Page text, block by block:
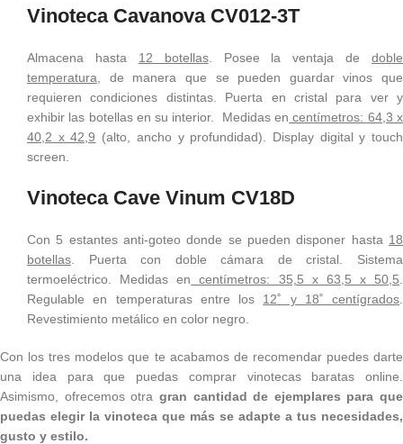
Vinoteca Cavanova CV012-3T
Almacena hasta 12 botellas. Posee la ventaja de doble
temperatura , de manera que se pueden guardar vinos que
requieren condiciones distintas. Puerta en cristal para ver y
exhibir las botellas en su interior. Medidas en centímetros: 64,3 x
40,2 x 42,9 (alto, ancho y profundidad). Display digital y touch
screen.
Vinoteca Cave Vinum CV18D
Con 5 estantes anti-goteo donde se pueden disponer hasta 18
botellas . Puerta con doble cámara de cristal. Sistema
termoeléctrico. Medidas en centímetros: 35,5 x 63,5 x 50,5
Regulable en temperaturas entre los 12˚ y 18˚ centígrados
Revestimiento metálico en color negro.
Con los tres modelos que te acabamos de recomendar puedes darte
una idea para que puedas comprar vinotecas baratas online.
Asimismo, ofrecemos otra gran cantidad de ejemplares para que
puedas elegir la vinoteca que más se adapte a tus necesidades,
gusto y estilo.